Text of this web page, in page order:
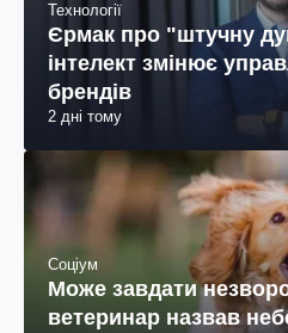
Технології
Єрмак про "штучну
інтелект змінює
брендів
2 дні тому
Соціум
Може завдати
ветеринар назвав